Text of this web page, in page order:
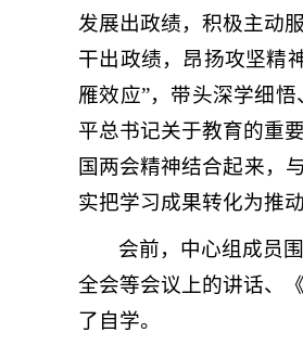
发展出政绩，积极主动
干出政绩，昂扬攻坚精
雁效应”，带头深学细
平总书记关于教育的重
国两会精神结合起来，
实把学习成果转化为推
会前，中心组成员
全会等会议上的讲话、
了自学。